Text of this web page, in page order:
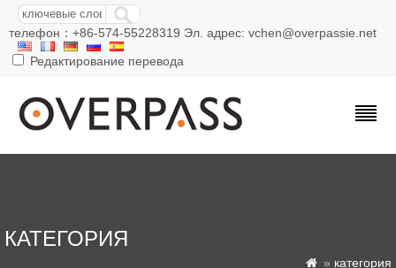
телефон：+86-574-55228319 Эл. адрес: vchen@overpassie.net
Редактирование перевода
КАТЕГОРИЯ
 » категория